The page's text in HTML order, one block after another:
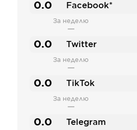
0.0 Facebook*
За неделю
—
0.0 Twitter
За неделю
—
0.0 TikTok
За неделю
—
0.0 Telegram